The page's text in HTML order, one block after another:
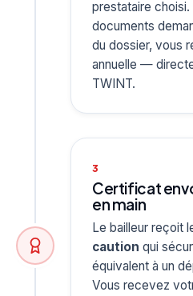
prestataire
documents
du dossier, vous
annuelle —
TWINT.
3
Certificat
en main
Le bailleur reçoit
caution qui
équivalent à un
Vous recevez